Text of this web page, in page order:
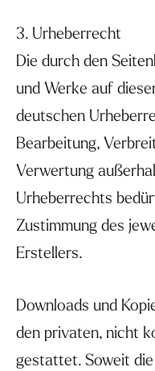
3. Urheberrecht
Die durch den
und Werke auf
deutschen
Bearbeitung,
Verwertung
Urheberrechts
Zustimmung des
Erstellers.
Downloads und
den privaten, nicht
gestattet. Soweit